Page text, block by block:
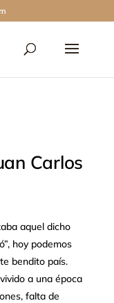
Carlos
aquel dicho
hoy podemos
bendito país.
a una época
falta de